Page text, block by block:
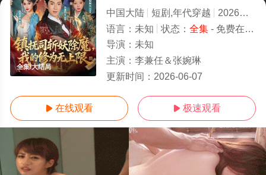
全集/大结局
中国大陆 短剧,年代穿越 2026
1.0
语言： 未知 状态： 全集- 免费在线观看
导演： 未知
主演： 李兼任＆张婉琳
更新时间： 2026-06-07
 在线观看  极速观看